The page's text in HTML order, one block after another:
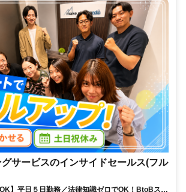
サービスのインサイドセールス(フル
OK】平日５日勤務／法律知識ゼロでOK！BtoBスキ